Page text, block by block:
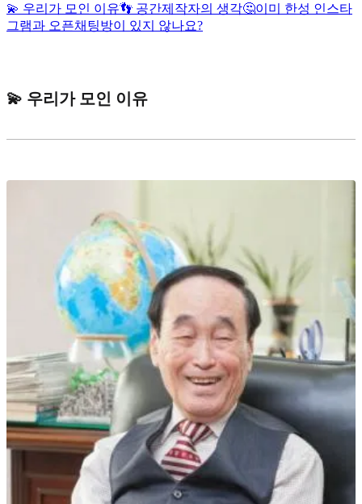
💫 우리가 모인 이유👣 공간제작자의 생각🤔이미 한성 인스타
그램과 오픈채팅방이 있지 않나요?
💫 우리가 모인 이유